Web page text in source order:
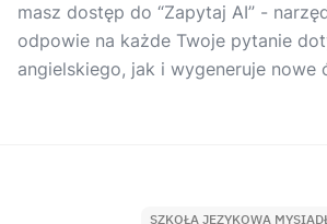
masz dostęp do “Zapytaj AI” -
odpowie na każde Twoje pytanie
angielskiego, jak i wygeneruje nowe
SZKOŁA JĘZYKOWA